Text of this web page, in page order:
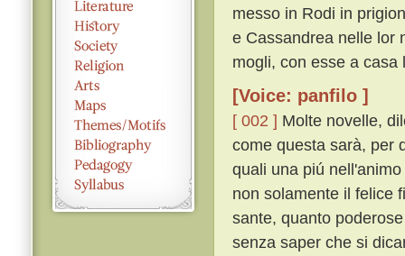
messo in Rodi in
e Cassandrea nelle lor
mogli, con esse a casa
[Voice: panfilo ]
[ 002 ] Molte novelle,
come questa sarà, per
quali una piú
non solamente il felice
sante, quanto
senza saper che si